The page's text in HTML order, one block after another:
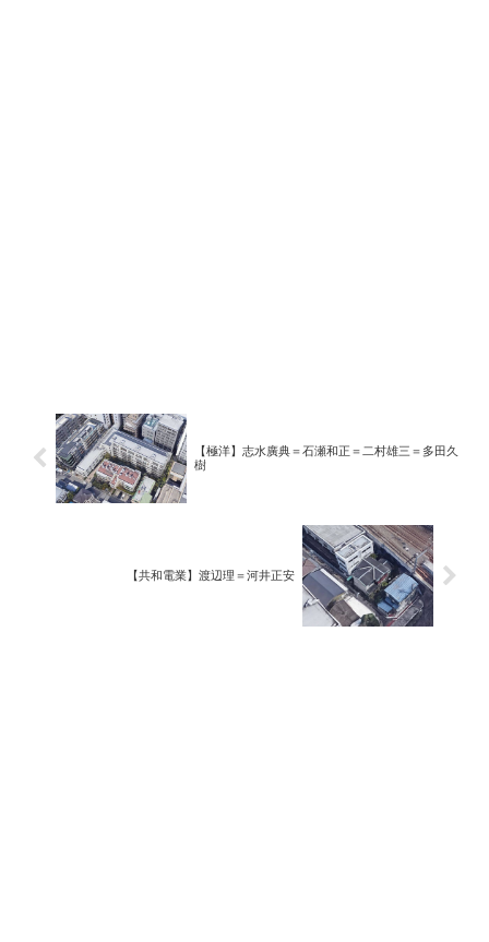
【極洋】志水廣典＝石瀬和正＝二村雄三＝多田久
樹
【共和電業】渡辺理＝河井正安